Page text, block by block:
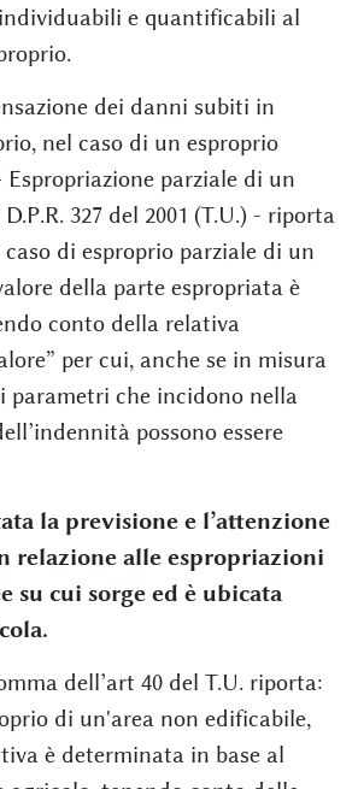
e quantificabili al
dei danni subiti in
nel caso di un esproprio
Espropriazione parziale di un
327 del 2001 (T.U.) - riporta
caso di esproprio parziale di un
della parte espropriata è
conto della relativa
per cui, anche se in misura
parametri che incidono nella
possono essere
la previsione e l’attenzione
relazione alle espropriazioni
su cui sorge ed è ubicata
dell’art 40 del T.U. riporta:
di un'area non edificabile,
è determinata in base al